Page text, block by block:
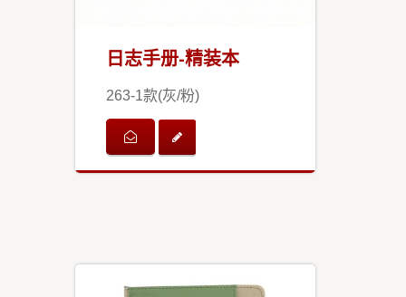
日志手册-精装本
263-1款(灰/粉)